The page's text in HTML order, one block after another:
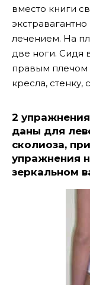
вместо книги
лечением. На
две ноги. Сидя
правым
кресла, стенку,
2
даны для
сколиоза,
упражнения
зеркальном